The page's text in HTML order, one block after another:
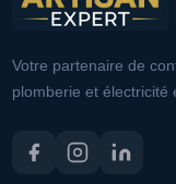
Votre partenaire de
plomberie et électricité